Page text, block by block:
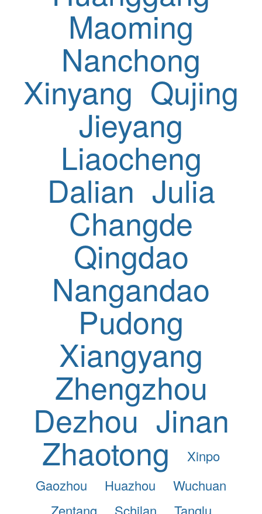
Maoming
Nanchong
Xinyang Qujing
Jieyang
Liaocheng
Dalian Julia
Changde
Qingdao
Nangandao
Pudong
Xiangyang
Zhengzhou
Dezhou Jinan
Zhaotong
Xinpo
Gaozhou
Huazhou
Wuchuan
Zentang
Schilan Tanglu